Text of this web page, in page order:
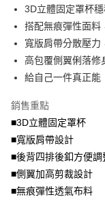
法說明評估內容。
【繳款方式說明】
1.分期款項不併入電信
醒簡訊。
2.透過簡訊連結打開帳
帳／街口支付／iPASS
【注意事項】
1.本服務係由「台灣大
用戶於交易時，得透過
買賣價金債權讓與本公
資料（包含姓名、電話
由本公司與您本人進行
3.完整用戶服務條款，請
２．便利：只要手機號
３．安心：先確認商品
【「AFTEE先享後付」
１．於結帳方式選擇「
２．訂單成立數日內，
ATM／網路銀行／等多
※ 請注意：結帳手續完
購買商品的店家。未經
後付繳納相關費用。
※ 交易是否成功請以「
是否繳費成功／繳費後
客戶支援中心」https://
全家取貨付款
每筆NT$70，滿
付款後全家取貨
7-11取貨付款
每筆NT$70，滿
付款後7-11取貨
每筆NT$70，滿
宅配
3D立體固定罩杯
搭配無痕彈性面料
寬版肩帶分散壓力
高包覆側翼俐落修
給自己一件真正能
銷售重點
■3D立體固定罩杯
■寬版肩帶設計
■後背四排後釦方便調
■側翼加高剪裁設計
■無痕彈性透氣布料